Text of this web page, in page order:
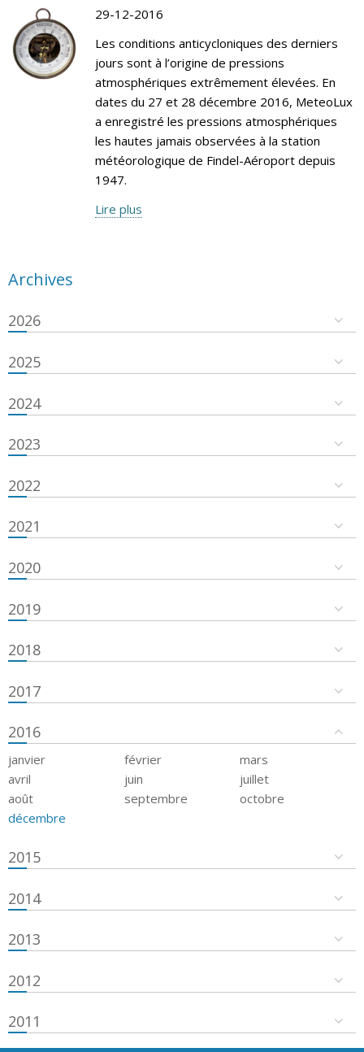
29-12-2016
Les conditions anticycloniques des derniers
jours sont à l’origine de pressions
atmosphériques extrêmement élevées. En
dates du 27 et 28 décembre 2016, MeteoLux
a enregistré les pressions atmosphériques
les hautes jamais observées à la station
météorologique de Findel-Aéroport depuis
1947.
Lire plus
Archives
2026
2025
2024
2023
2022
2021
2020
2019
2018
2017
2016
janvier février
mars
avril
juin
juillet
août
septembre
octobre
décembre
2015
2014
2013
2012
2011